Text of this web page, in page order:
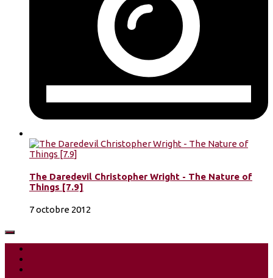
The Daredevil Christopher Wright - The Nature of
Things [7.9]
7 octobre 2012